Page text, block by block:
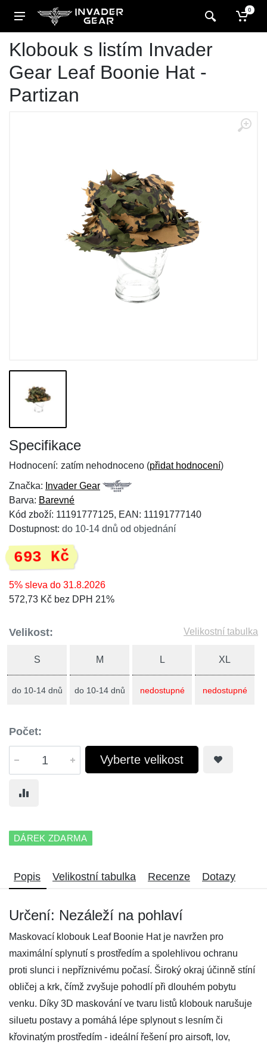
0
Klobouk s listím Invader
Gear Leaf Boonie Hat -
Partizan
Specifikace
Hodnocení: zatím nehodnoceno (přidat hodnocení)
Značka: Invader Gear
Barva: Barevné
Kód zboží: 11191777125, EAN: 11191777140
Dostupnost: do 10-14 dnů od objednání
693 Kč
5% sleva do 31.8.2026
572,73 Kč bez DPH 21%
Velikost: Velikostní tabulka
S
do 10-14 dnů
M
do 10-14 dnů
L
nedostupné
XL
nedostupné
Počet:
Vyberte velikost
DÁREK ZDARMA
Popis Velikostní tabulka Recenze Dotazy
Určení: Nezáleží na pohlaví
Maskovací klobouk Leaf Boonie Hat je navržen pro
maximální splynutí s prostředím a spolehlivou ochranu
proti slunci i nepříznivému počasí. Široký okraj účinně stíní
obličej a krk, čímž zvyšuje pohodlí při dlouhém pobytu
venku. Díky 3D maskování ve tvaru listů klobouk narušuje
siluetu postavy a pomáhá lépe splynout s lesním či
křovinatým prostředím - ideální řešení pro airsoft, lov,